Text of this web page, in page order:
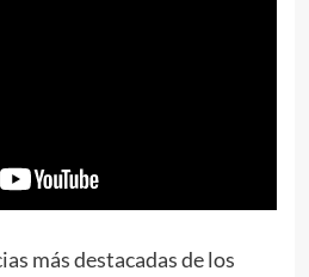
más destacadas de los